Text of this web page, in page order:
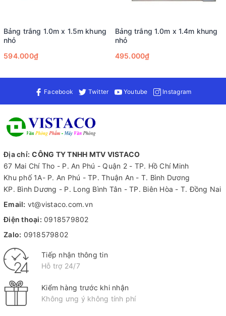
Bảng trắng 1.0m x 1.5m khung
nhỏ
594.000₫
Bảng trắng 1.0m x 1.4m khung
nhỏ
495.000₫
Facebook Twitter Youtube Instagram
Địa chỉ: CÔNG TY TNHH MTV VISTACO
67 Mai Chí Tho - P. An Phú - Quận 2 - TP. Hồ Chí Minh
Khu phố 1A- P. An Phú - TP. Thuận An - T. Bình Dương
KP. Bình Dương - P. Long Bình Tân - TP. Biên Hòa - T. Đồng Nai
Email: vt@vistaco.com.vn
Điện thoại: 0918579802
Zalo: 0918579802
Tiếp nhận thông tin
Hỗ trợ 24/7
Kiểm hàng trước khi nhận
Không ưng ý không tính phí